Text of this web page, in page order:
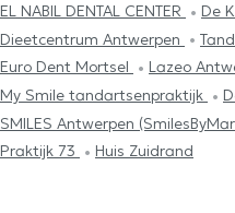
EL NABIL DENTAL CENTER
De
Dieetcentrum Antwerpen
Euro Dent Mortsel
Lazeo
My Smile tandartsenpraktijk
SMILES Antwerpen
Praktijk 73
Huis Zuidrand